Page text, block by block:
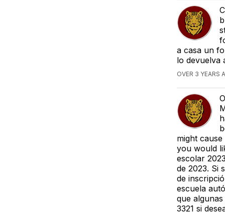
a casa un
lo devuelva
OVER 3 YEARS
might
you would
escolar
de 2023. Si
de
escuela
que
3321 si